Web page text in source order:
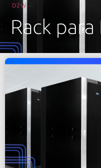
Rack
D2W »